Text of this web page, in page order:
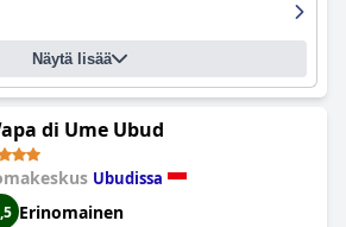
lomalle, jossa on yksityisiä
rauhallinen, rentouttava ilmapiiri. Kaiken
kuvanneet sen täydelliseksi,
paratiisissa, ja poikkeukselliset palvelut
kuin rahan arvoisia.
Näytä lisää
di Ume Ubud
Ubudissa
Erinomainen